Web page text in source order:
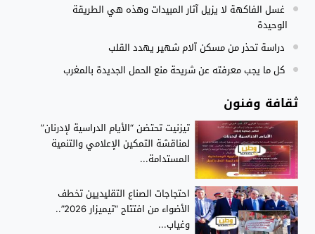
غسل الفاكهة لا يزيل آثار المبيدات وهذه هي الطريقة
الوحيدة
دراسة تحذر من مسكن آلام شهير يهدد القلب
كل ما يجب معرفته عن شريحة منع الحمل الجديدة بالمغرب
ثقافة وفنون
تيزنيت تحتضن “الأيام الدراسية لإدرنان”
لمناقشة التمكين الإعلامي والتنمية
المستدامة...
احتجاجات الصناع التقليديين تخطف
الأضواء من افتتاح “تيميزار 2026”..
وغياب...